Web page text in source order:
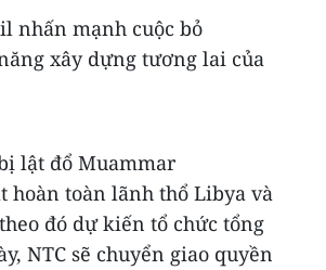
nhấn mạnh cuộc bỏ
xây dựng tương lai của
lật đổ Muammar
hoàn toàn lãnh thổ Libya và
đó dự kiến tổ chức tổng
NTC sẽ chuyển giao quyền